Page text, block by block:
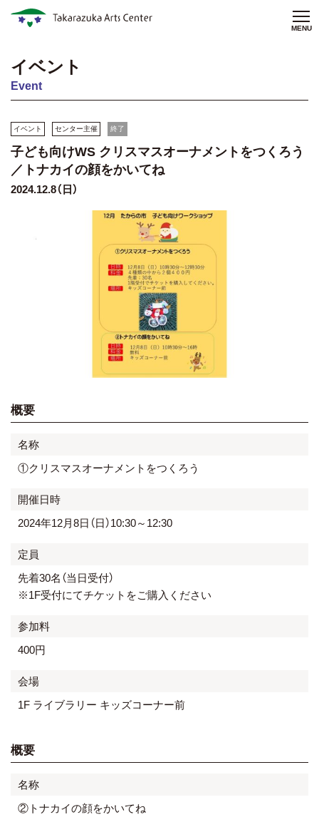
MENU
イベント
Event
イベント センター主催 終了
子ども向けWS クリスマスオーナメントをつくろう
／トナカイの顔をかいてね
2024.12.8（日）
概要
名称
①クリスマスオーナメントをつくろう
開催日時
2024年12月8日（日）10:30～12:30
定員
先着30名（当日受付）
※1F受付にてチケットをご購入ください
参加料
400円
会場
1F ライブラリー キッズコーナー前
概要
名称
②トナカイの顔をかいてね